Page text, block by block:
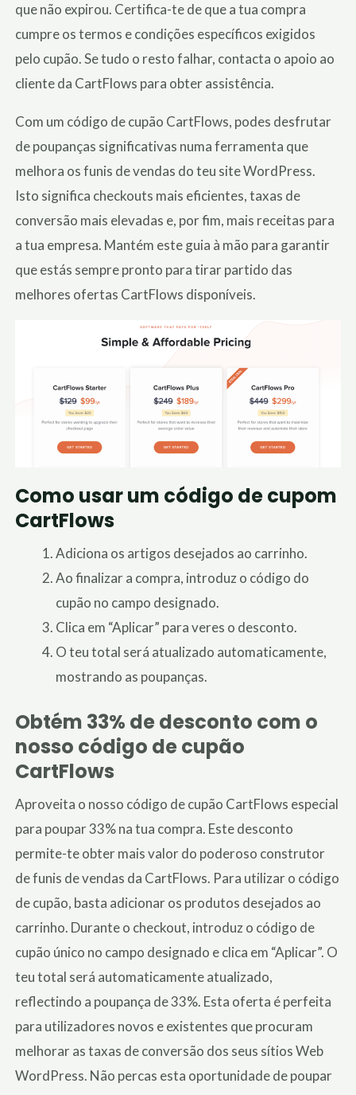
que não expirou. Certifica-te de que a tua compra
cumpre os termos e condições específicos exigidos
pelo cupão. Se tudo o resto falhar, contacta o apoio ao
cliente da CartFlows para obter assistência.
Com um código de cupão CartFlows, podes desfrutar
de poupanças significativas numa ferramenta que
melhora os funis de vendas do teu site WordPress.
Isto significa checkouts mais eficientes, taxas de
conversão mais elevadas e, por fim, mais receitas para
a tua empresa. Mantém este guia à mão para garantir
que estás sempre pronto para tirar partido das
melhores ofertas CartFlows disponíveis.
Como usar um código de cupom
CartFlows
Adiciona os artigos desejados ao carrinho.
Ao finalizar a compra, introduz o código do
cupão no campo designado.
Clica em “Aplicar” para veres o desconto.
O teu total será atualizado automaticamente,
mostrando as poupanças.
Obtém 33% de desconto com o
nosso código de cupão
CartFlows
Aproveita o nosso código de cupão CartFlows especial
para poupar 33% na tua compra. Este desconto
permite-te obter mais valor do poderoso construtor
de funis de vendas da CartFlows. Para utilizar o código
de cupão, basta adicionar os produtos desejados ao
carrinho. Durante o checkout, introduz o código de
cupão único no campo designado e clica em “Aplicar”. O
teu total será automaticamente atualizado,
reflectindo a poupança de 33%. Esta oferta é perfeita
para utilizadores novos e existentes que procuram
melhorar as taxas de conversão dos seus sítios Web
WordPress. Não percas esta oportunidade de poupar